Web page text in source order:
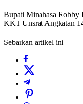
Bupati Minahasa Robby
KKT Unsrat Angkatan
Sebarkan artikel ini